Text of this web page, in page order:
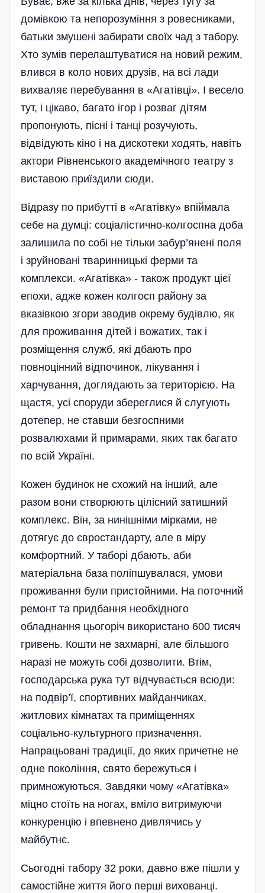
домівкою та непорозуміння з ровесниками,
батьки змушені забирати своїх чад з табору.
Хто зумів перелаштуватися на новий режим,
влився в коло нових друзів, на всі лади
вихваляє перебування в «Агатівці». І весело
тут, і цікаво, багато ігор і розваг дітям
пропонують, пісні і танці розучують,
відвідують кіно і на дискотеки ходять, навіть
актори Рівненського академічного театру з
виставою приїздили сюди.
Відразу по прибутті в «Агатівку» впіймала
себе на думці: соціалістично-колгоспна доба
залишила по собі не тільки забур’янені поля
і зруйновані тваринницькі ферми та
комплекси. «Агатівка» - також продукт цієї
епохи, адже кожен колгосп райо­ну за
вказівкою згори зводив окрему будівлю, як
для проживання дітей і вожатих, так і
розміщення служб, які дбають про
повноцінний відпочинок, лікування і
харчування, доглядають за територією. На
щастя, усі споруди збереглися й слугують
дотепер, не ставши безгоспними
розвалюхами й примарами, яких так багато
по всій Україні.
Кожен будинок не схожий на інший, але
разом вони створюють цілісний затишний
комплекс. Він, за нинішніми мірками, не
дотягує до євростандарту, але в міру
комфортний. У таборі дбають, аби
матеріальна база полі­пшувалася, умови
проживання були пристойними. На поточний
ремонт та придбання необхідного
обладнання цьогоріч використано 600 тисяч
гривень. Кошти не захмарні, але більшого
наразі не можуть собі дозволити. Втім,
господарська рука тут відчувається всюди:
на подвір’ї, спортивних майданчиках,
житлових кімнатах та приміщеннях
соціально-культурного призначення.
Напрацьовані традиції, до яких причетне не
одне покоління, свято бережуться і
примножуються. Завдяки чому «Агатівка»
міцно стоїть на ногах, вміло витримуючи
конкуренцію і впевнено дивлячись у
майбутнє.
Сьогодні табору 32 роки, давно вже пішли у
самостійне життя його перші вихованці.